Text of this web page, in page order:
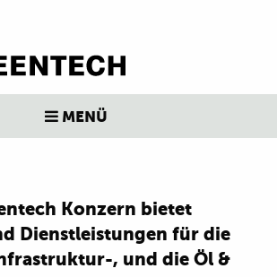
MENÜ
Konzern bietet
Dienstleistungen für die
, und die Öl &